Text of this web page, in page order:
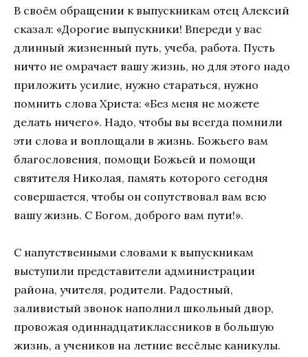
В своём обращении к выпускникам отец Алексий
сказал: «Дорогие выпускники! Впереди у вас
длинный жизненный путь, учеба, работа. Пусть
ничто не омрачает вашу жизнь, но для этого надо
приложить усилие, нужно стараться, нужно
помнить слова Христа: «Без меня не можете
делать ничего». Надо, чтобы вы всегда помнили
эти слова и воплощали в жизнь. Божьего вам
благословения, помощи Божьей и помощи
святителя Николая, память которого сегодня
совершается, чтобы он сопутствовал вам всю
вашу жизнь. С Богом, доброго вам пути!».
С напутственными словами к выпускникам
выступили представители администрации
района, учителя, родители. Радостный,
заливистый звонок наполнил школьный двор,
провожая одиннадцатиклассников в большую
жизнь, а учеников на летние весёлые каникулы.